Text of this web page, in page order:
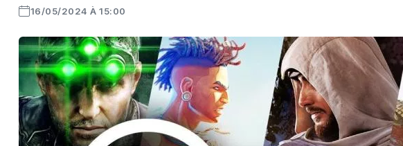
16/05/2024 À 15:00